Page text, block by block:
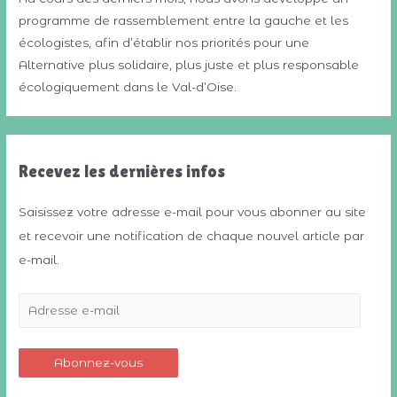
programme de rassemblement entre la gauche et les
écologistes, afin d’établir nos priorités pour une
Alternative plus solidaire, plus juste et plus responsable
écologiquement dans le Val-d’Oise.
Recevez les dernières infos
Saisissez votre adresse e-mail pour vous abonner au site
et recevoir une notification de chaque nouvel article par
e-mail.
r
e
Abonnez-vous